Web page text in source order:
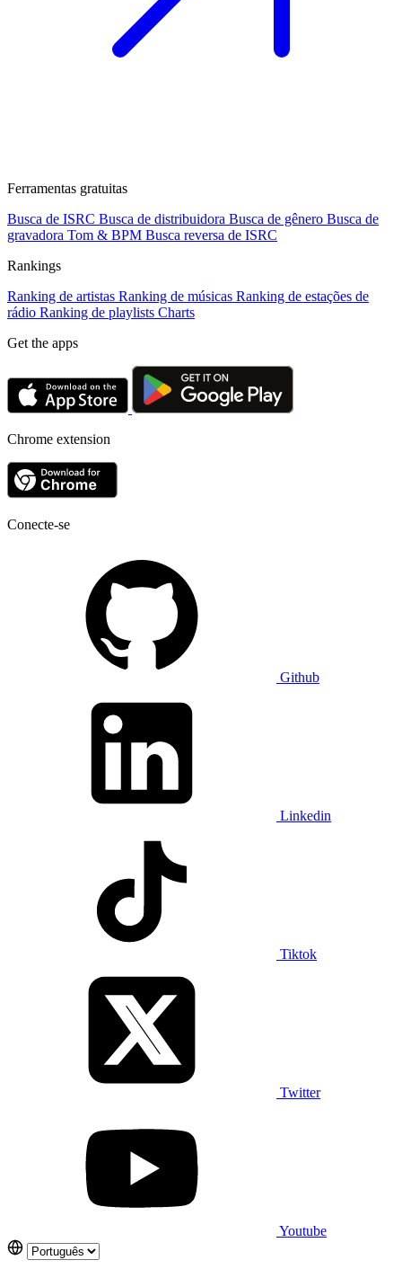
Ferramentas gratuitas
Busca de ISRC Busca de distribuidora Busca de gênero Busca de
gravadora Tom & BPM Busca reversa de ISRC
Rankings
Ranking de artistas Ranking de músicas Ranking de estações de
rádio Ranking de playlists Charts
Get the apps
Chrome extension
Conecte-se
Github
Linkedin
Tiktok
Twitter
Youtube